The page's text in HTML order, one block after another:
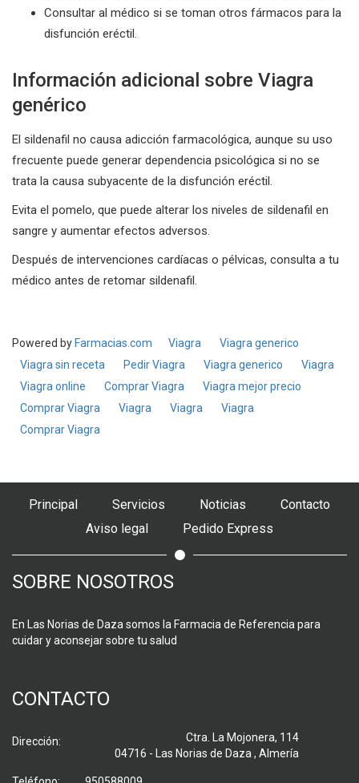
Consultar al médico si se toman otros fármacos para la
disfunción eréctil.
Información adicional sobre Viagra
genérico
El sildenafil no causa adicción farmacológica, aunque su uso
frecuente puede generar dependencia psicológica si no se
trata la causa subyacente de la disfunción eréctil.
Evita el pomelo, que puede alterar los niveles de sildenafil en
sangre y aumentar efectos adversos.
Después de intervenciones cardíacas o pélvicas, consulta a tu
médico antes de retomar sildenafil.
Powered by Farmacias.com Viagra
Viagra generico
Viagra sin receta
Pedir Viagra Viagra generico
Viagra
Viagra online
Comprar Viagra
Viagra mejor precio
Comprar Viagra
Viagra Viagra
Viagra
Comprar Viagra
Principal Servicios Noticias
Contacto
Aviso legal
Pedido Express
SOBRE NOSOTROS
En Las Norias de Daza somos la Farmacia de Referencia para
cuidar y aconsejar sobre tu salud
CONTACTO
Dirección:
Ctra. La Mojonera, 114
04716 - Las Norias de Daza , Almería